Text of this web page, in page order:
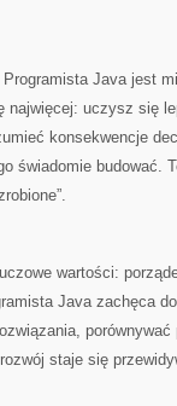
Java jest
najwięcej: uczysz się
konsekwencje
świadomie budować.
wartości:
Java zachęca
staje się